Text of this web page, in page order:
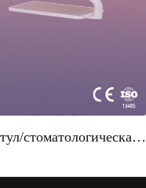
X3 НОВЫЙ стоматологический стул/стоматологическая установка с верхним креплением для дезинфекции"